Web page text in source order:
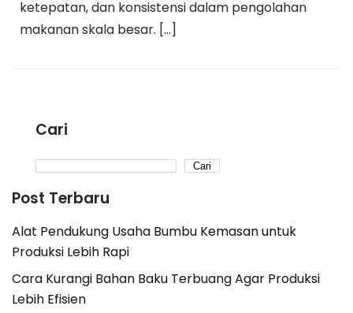
ketepatan, dan konsistensi dalam pengolahan
makanan skala besar. […]
Cari
Cari
Post Terbaru
Alat Pendukung Usaha Bumbu Kemasan untuk
Produksi Lebih Rapi
Cara Kurangi Bahan Baku Terbuang Agar Produksi
Lebih Efisien